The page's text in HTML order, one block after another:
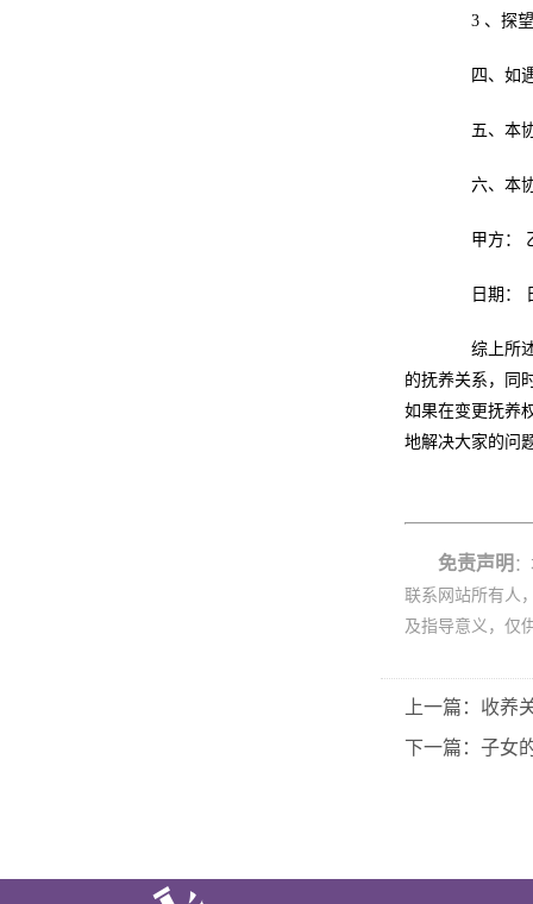
3 、探望
四、如遇
五、本协
六、本协
甲方：
日期：
综上所述
的抚养关系，同
如果在变更抚养
地解决大家的问
免责声明
联系网站所有人
及指导意义，仅
上一篇：收养
下一篇：子女